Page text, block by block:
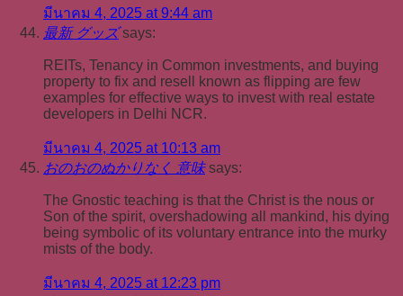
มีนาคม 4, 2025 at 9:44 am
最新 グッズ says:
REITs, Tenancy in Common investments, and buying
property to fix and resell known as flipping are few
examples for effective ways to invest with real estate
developers in Delhi NCR.
มีนาคม 4, 2025 at 10:13 am
おのおのぬかりなく 意味 says:
The Gnostic teaching is that the Christ is the nous or
Son of the spirit, overshadowing all mankind, his dying
being symbolic of its voluntary entrance into the murky
mists of the body.
มีนาคม 4, 2025 at 12:23 pm